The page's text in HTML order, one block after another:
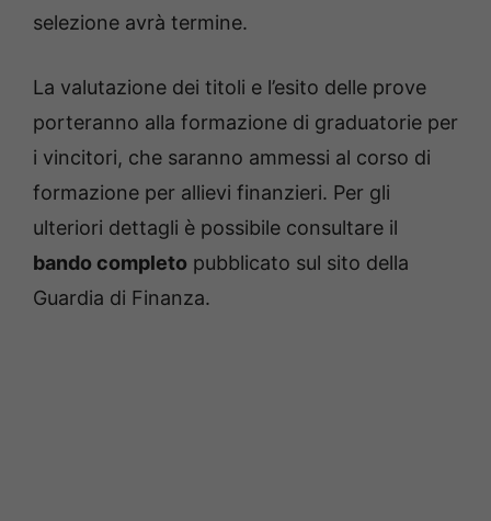
selezione avrà termine.
La valutazione dei titoli e l’esito delle prove
porteranno alla formazione di graduatorie per
i vincitori, che saranno ammessi al corso di
formazione per allievi finanzieri. Per gli
ulteriori dettagli è possibile consultare il
bando completo pubblicato sul sito della
Guardia di Finanza.